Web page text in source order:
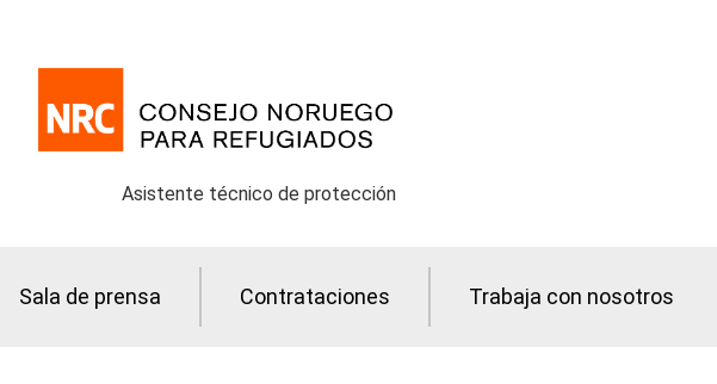
Asistente técnico de protección
Sala de prensa Contrataciones Trabaja con nosotros